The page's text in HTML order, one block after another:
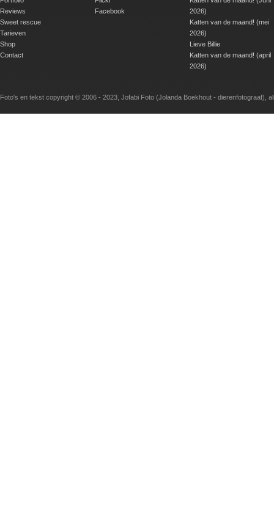
Reviews
Sweet rescue
Tarieven
Shop
Contact
Facebook
2026)
Katten van de maand! (mei
2026)
Lieve Billie
Katten van de maand! (april
2026)
Foto's en tekst copyright © 2006 - 2023, Jofabi Foto (Jolanda Boekhout - dierenfotograaf),